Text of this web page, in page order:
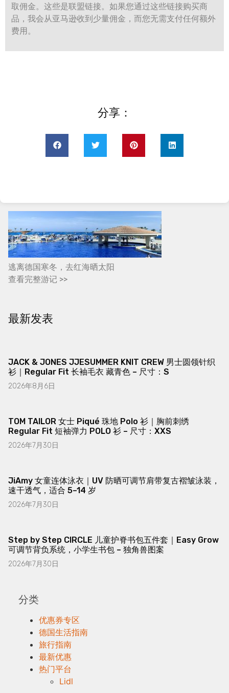
取佣金。这些是联盟链接。如果您通过这些链接购买商
品，我会从亚马逊收到少量佣金，而您无需支付任何额外
费用。
分享：
逃离德国寒冬，去红海晒太阳
查看完整游记 >>
最新发表
JACK & JONES JJESUMMER KNIT CREW 男士圆领针织
衫｜Regular Fit 长袖毛衣 藏青色 – 尺寸：S
2026年8月6日
TOM TAILOR 女士 Piqué 珠地 Polo 衫｜胸前刺绣
Regular Fit 短袖弹力 POLO 衫 – 尺寸：XXS
2026年7月30日
JiAmy 女童连体泳衣｜UV 防晒可调节肩带复古褶皱泳装，
速干透气，适合 5–14 岁
2026年7月30日
Step by Step CIRCLE 儿童护脊书包五件套｜Easy Grow
可调节背负系统，小学生书包 – 独角兽图案
2026年7月30日
分类
优惠券专区
德国生活指南
旅行指南
最新优惠
热门平台
Lidl